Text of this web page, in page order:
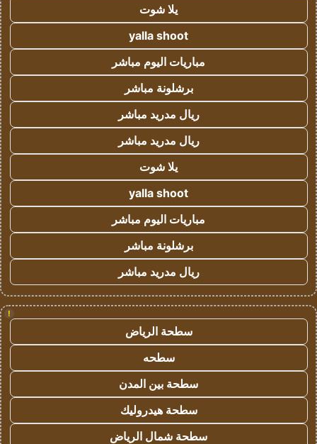
يلا شوت
yalla shoot
مباريات اليوم مباشر
برشلونة مباشر
ريال مدريد مباشر
ريال مدريد مباشر
يلا شوت
yalla shoot
مباريات اليوم مباشر
برشلونة مباشر
ريال مدريد مباشر
!
سطحة الرياض
سطحه
سطحة بين المدن
سطحة هيدروليك
سطحة شمال الرياض